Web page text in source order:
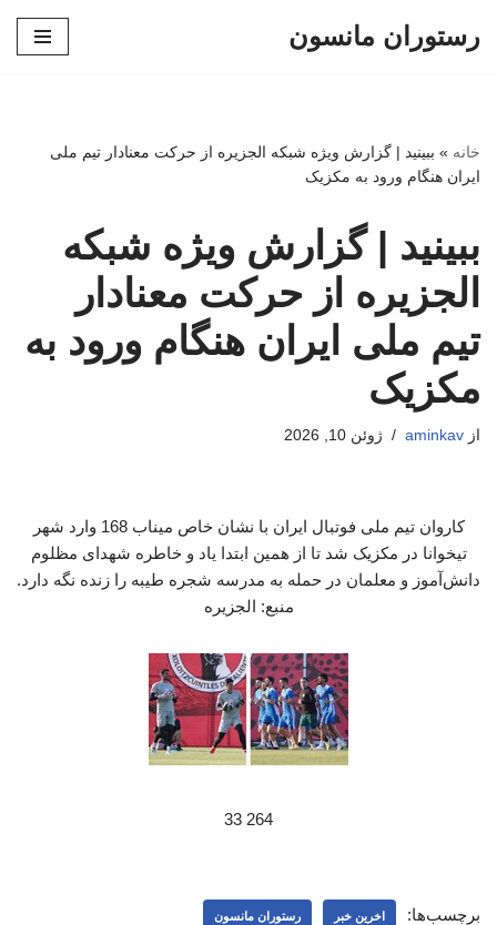
رستوران مانسون
خانه » ببینید | گزارش ویژه شبکه الجزیره از حرکت معنادار تیم ملی
ایران هنگام ورود به مکزیک
ببینید | گزارش ویژه شبکه
الجزیره از حرکت معنادار
تیم ملی ایران هنگام ورود به
مکزیک
از aminkav ژوئن 10, 2026
کاروان تیم ملی فوتبال ایران با نشان خاص میناب 168 وارد شهر
تیخوانا در مکزیک شد تا از همین ابتدا یاد و خاطره شهدای مظلوم
دانش‌آموز و معلمان در حمله به مدرسه شجره طیبه را زنده نگه دارد.
منبع: الجزیره
264 33
برچسب‌ها: اخرین خبر رستوران مانسون